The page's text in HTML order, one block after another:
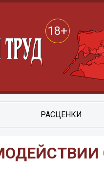
18+
РАСЦЕНКИ